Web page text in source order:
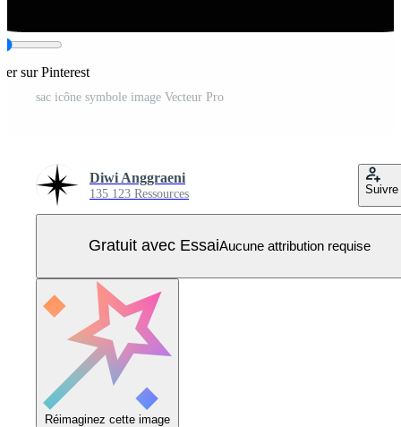
sur Pinterest
sac icône symbole image Vecteur Pro
Diwi Anggraeni
135 123 Ressources Suivre
Gratuit avec EssaiAucune attribution requise
Réimaginez cette image